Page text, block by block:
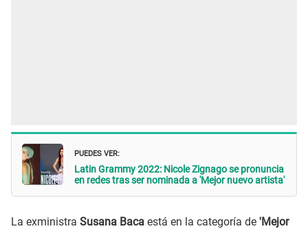
PUEDES VER:
Latin Grammy 2022: Nicole Zignago se pronuncia
en redes tras ser nominada a 'Mejor nuevo artista'
La exministra Susana Baca está en la categoría de 'Mejor